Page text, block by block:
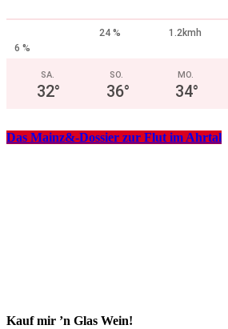
24 %
1.2kmh
6 %
SA.
32°
SO.
36°
MO.
34°
Das Mainz&-Dossier zur Flut im Ahrtal
Kauf mir ’n Glas Wein!